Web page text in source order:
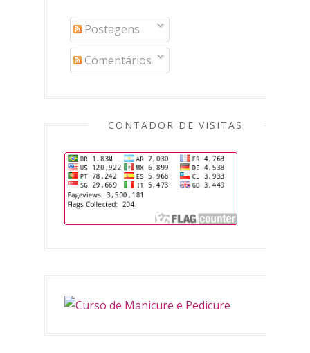
Postagens
Comentários
CONTADOR DE VISITAS